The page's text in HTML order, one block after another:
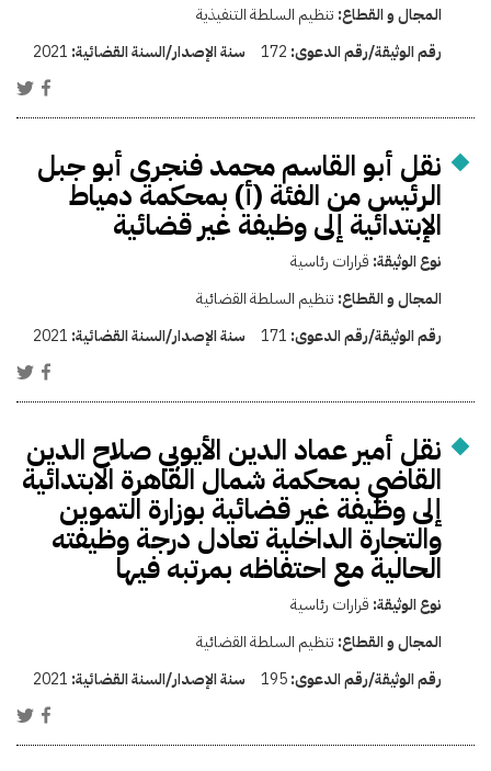
المجال و القطاع: تنظيم السلطة التنفيذية
رقم الوثيقة/رقم الدعوى: 172 سنة الإصدار/السنة القضائية: 2021
نقل أبو القاسم محمد فنجرى أبو جبل
الرئيس من الفئة (أ) بمحكمة دمياط
الإبتدائية إلى وظيفة غير قضائية
نوع الوثيقة: قرارات رئاسية
المجال و القطاع: تنظيم السلطة القضائية
رقم الوثيقة/رقم الدعوى: 171 سنة الإصدار/السنة القضائية: 2021
نقل أمير عماد الدين الأيوبي صلاح الدين
القاضي بمحكمة شمال القاهرة الابتدائية
إلى وظيفة غير قضائية بوزارة التموين
والتجارة الداخلية تعادل درجة وظيفته
الحالية مع احتفاظه بمرتبه فيها
نوع الوثيقة: قرارات رئاسية
المجال و القطاع: تنظيم السلطة القضائية
رقم الوثيقة/رقم الدعوى:195 سنة الإصدار/السنة القضائية: 2021